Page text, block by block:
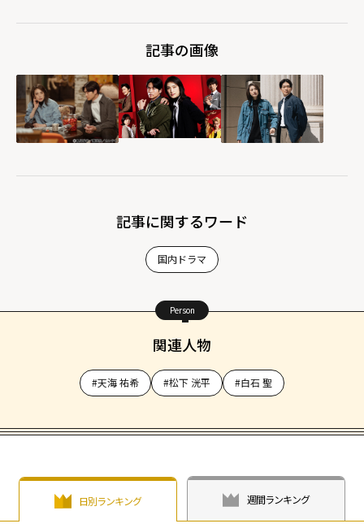
記事の画像
記事に関するワード
国内ドラマ
Person
関連人物
#天海 祐希 #松下 洸平 #白石 聖
日別ランキング 週間ランキング